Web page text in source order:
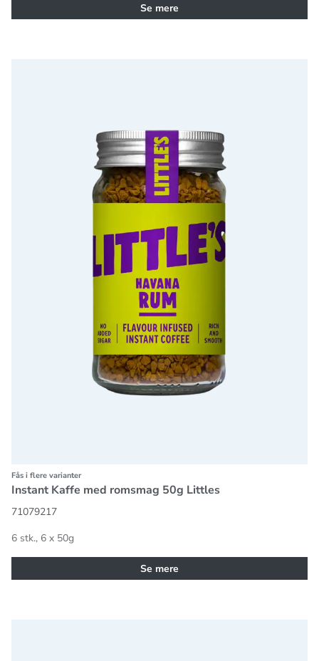
Se mere
Fås i flere varianter
Instant Kaffe med romsmag 50g Littles
71079217
6 stk., 6 x 50g
Se mere